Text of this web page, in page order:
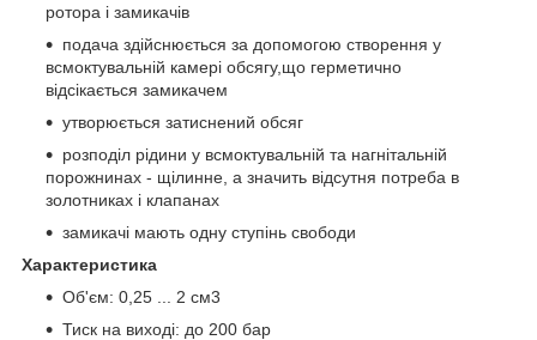
ротора і замикачів
подача здійснюється за допомогою створення у
всмоктувальній камері обсягу,що герметично
відсікається замикачем
утворюється затиснений обсяг
розподіл рідини у всмоктувальній та нагнітальній
порожнинах - щілинне, а значить відсутня потреба в
золотниках і клапанах
замикачі мають одну ступінь свободи
Характеристика
Об'єм: 0,25 ... 2 см3
Тиск на виході: до 200 бар